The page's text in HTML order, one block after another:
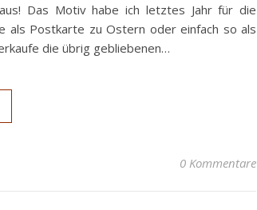
Das Motiv habe ich letztes Jahr für die
als Postkarte zu Ostern oder einfach so als
die übrig gebliebenen…
0 Kommentare